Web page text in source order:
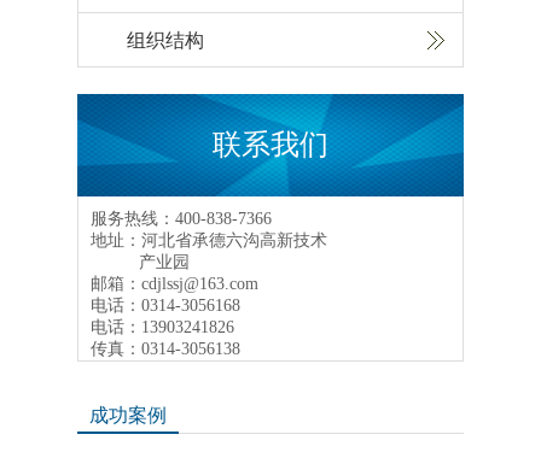
组织结构
联系我们
服务热线：400-838-7366
地址：河北省承德六沟高新技术
产业园
邮箱：cdjlssj@163.com
电话：0314-3056168
电话：13903241826
传真：0314-3056138
成功案例